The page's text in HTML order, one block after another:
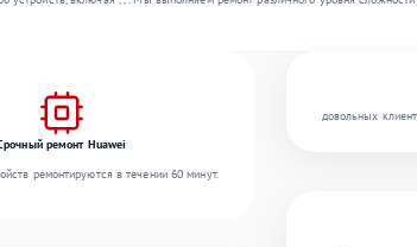
ремонт Huawei
ремонтируются в течении 60 минут.
довольных